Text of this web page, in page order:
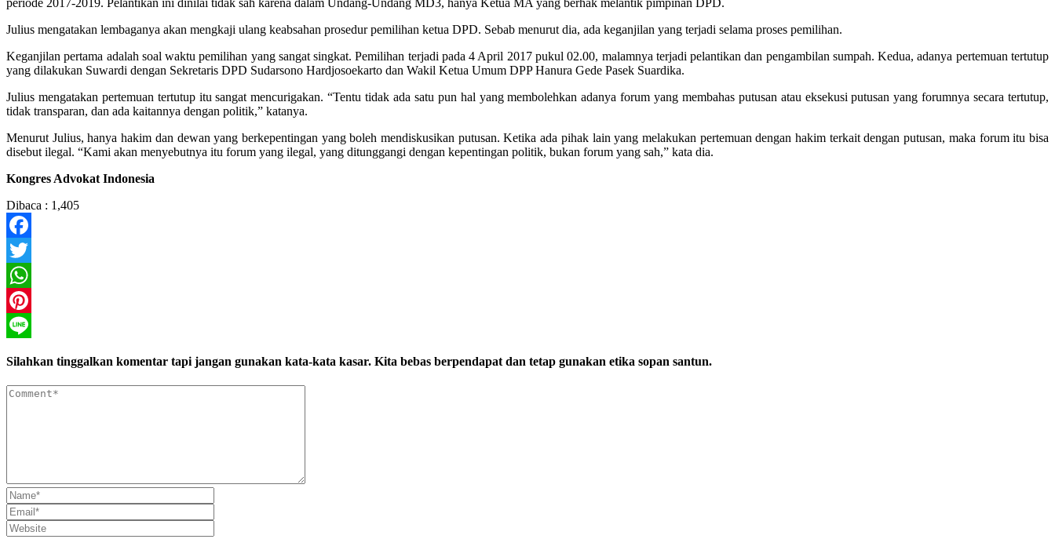
Julius mengatakan lembaganya akan mengkaji ulang keabsahan prosedur pemilihan ketua DPD. Sebab menurut dia, ada keganjilan yang terjadi selama proses pemilihan.
Keganjilan pertama adalah soal waktu pemilihan yang sangat singkat. Pemilihan terjadi pada 4 April 2017 pukul 02.00, malamnya terjadi pelantikan dan pengambilan sumpah. Kedua, adanya pertemuan tertutup
yang dilakukan Suwardi dengan Sekretaris DPD Sudarsono Hardjosoekarto dan Wakil Ketua Umum DPP Hanura Gede Pasek Suardika.
Julius mengatakan pertemuan tertutup itu sangat mencurigakan. “Tentu tidak ada satu pun hal yang membolehkan adanya forum yang membahas putusan atau eksekusi putusan yang forumnya secara tertutup,
tidak transparan, dan ada kaitannya dengan politik,” katanya.
Menurut Julius, hanya hakim dan dewan yang berkepentingan yang boleh mendiskusikan putusan. Ketika ada pihak lain yang melakukan pertemuan dengan hakim terkait dengan putusan, maka forum itu bisa
disebut ilegal. “Kami akan menyebutnya itu forum yang ilegal, yang ditunggangi dengan kepentingan politik, bukan forum yang sah,” kata dia.
Kongres Advokat Indonesia
Dibaca : 1,405
Facebook
Twitter
WhatsApp
Pinterest
Silahkan tinggalkan komentar tapi jangan gunakan kata-kata kasar. Kita bebas berpendapat dan tetap gunakan etika sopan santun.